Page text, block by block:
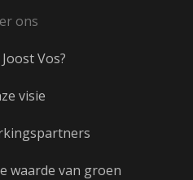
ons
Joost Vos?
visie
waarde van groen